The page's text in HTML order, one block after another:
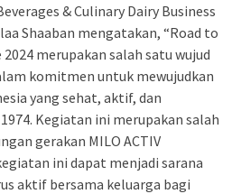
& Culinary Dairy Business
Shaaban mengatakan, “Road to
2024 merupakan salah satu wujud
komitmen untuk mewujudkan
yang sehat, aktif, dan
Kegiatan ini merupakan salah
gerakan MILO ACTIV
ini dapat menjadi sarana
aktif bersama keluarga bagi